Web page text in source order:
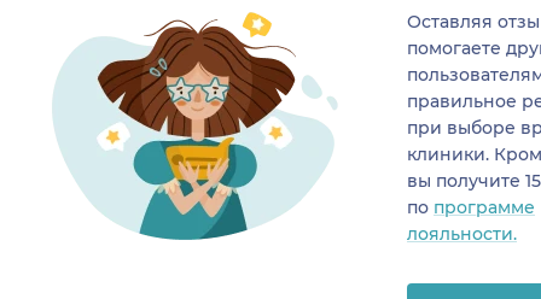
Оставляя
помогаете
правильное
при выборе
клиники.
вы получите
по программе
лояльности.